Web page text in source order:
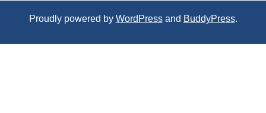
Proudly powered by WordPressand BuddyPress.